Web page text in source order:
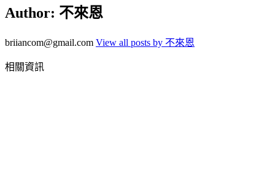
Author: 不來恩
briiancom@gmail.com View all posts by 不來恩
相關資訊